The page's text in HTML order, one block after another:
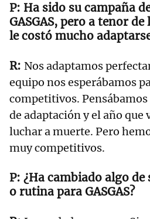
Ha sido su campaña
GASGAS, pero a tenor
le costó mucho
Nos adaptamos
equipo nos esperábamos
competitivos. Pensábamos
de adaptación y el año
luchar a muerte. Pero
muy competitivos.
¿Ha cambiado algo
o rutina para GASGAS?